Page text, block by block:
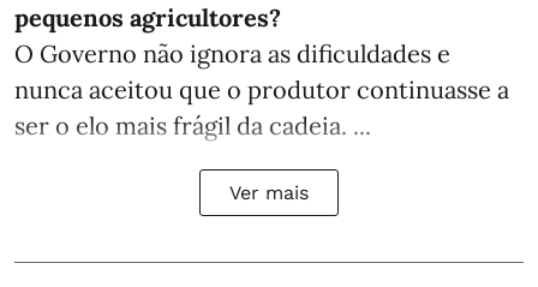
pequenos agricultores?
O Governo não ignora as dificuldades e
nunca aceitou que o produtor continuasse a
ser o elo mais frágil da cadeia. ...
Ver mais